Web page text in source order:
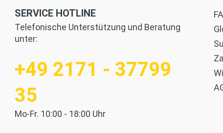
SERVICE HOTLINE
Telefonische Unterstützung und Beratung
unter:
+49 2171 - 37799
35
Mo-Fr. 10:00 - 18:00 Uhr